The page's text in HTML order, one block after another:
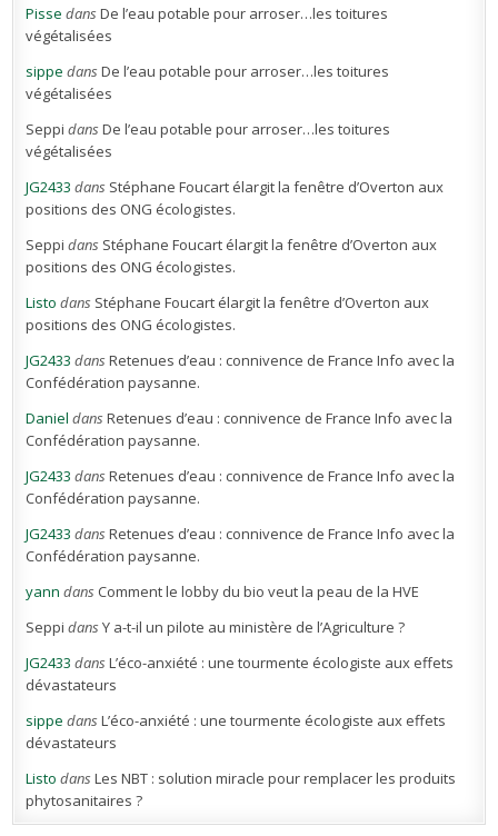
Pisse dansDe l’eau potable pour arroser…les toitures
végétalisées
sippe dansDe l’eau potable pour arroser…les toitures
végétalisées
Seppi dansDe l’eau potable pour arroser…les toitures
végétalisées
JG2433 dans Stéphane Foucart élargit la fenêtre d’Overton aux
positions des ONG écologistes.
Seppi dans Stéphane Foucart élargit la fenêtre d’Overton aux
positions des ONG écologistes.
Listo dans Stéphane Foucart élargit la fenêtre d’Overton aux
positions des ONG écologistes.
JG2433 dansRetenues d’eau : connivence de France Info avec la
Confédération paysanne.
Daniel dansRetenues d’eau : connivence de France Info avec la
Confédération paysanne.
JG2433 dansRetenues d’eau : connivence de France Info avec la
Confédération paysanne.
JG2433 dansRetenues d’eau : connivence de France Info avec la
Confédération paysanne.
yann dans Comment le lobby du bio veut la peau de la HVE
Seppi dansY a-t-il un pilote au ministère de l’Agriculture ?
JG2433 dansL’éco-anxiété : une tourmente écologiste aux effets
dévastateurs
sippe dansL’éco-anxiété : une tourmente écologiste aux effets
dévastateurs
Listo dansLes NBT : solution miracle pour remplacer les produits
phytosanitaires ?